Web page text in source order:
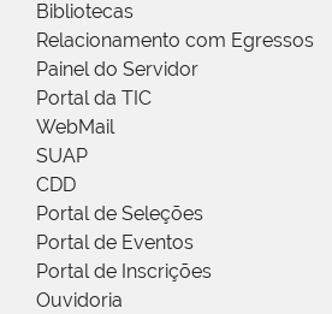
Bibliotecas
Relacionamento com Egressos
Painel do Servidor
Portal da TIC
WebMail
SUAP
CDD
Portal de Seleções
Portal de Eventos
Portal de Inscrições
Ouvidoria